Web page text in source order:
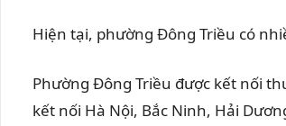
Hiện tại, phường Đông Triều có
Phường Đông Triều được kết nối
kết nối Hà Nội, Bắc Ninh, Hải